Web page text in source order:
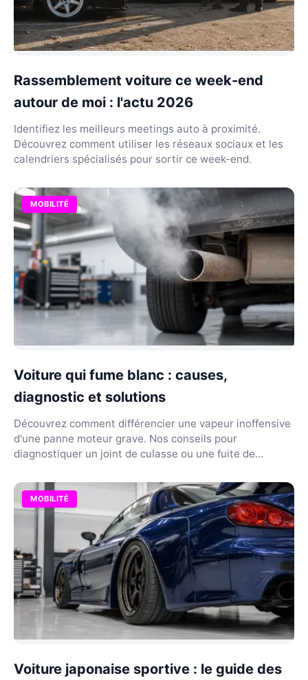
Rassemblement voiture ce week-end
autour de moi : l'actu 2026
Identifiez les meilleurs meetings auto à proximité.
Découvrez comment utiliser les réseaux sociaux et les
calendriers spécialisés pour sortir ce week-end.
MOBILITÉ
Voiture qui fume blanc : causes,
diagnostic et solutions
Découvrez comment différencier une vapeur inoffensive
d'une panne moteur grave. Nos conseils pour
diagnostiquer un joint de culasse ou une fuite de
MOBILITÉ
Voiture japonaise sportive : le guide des